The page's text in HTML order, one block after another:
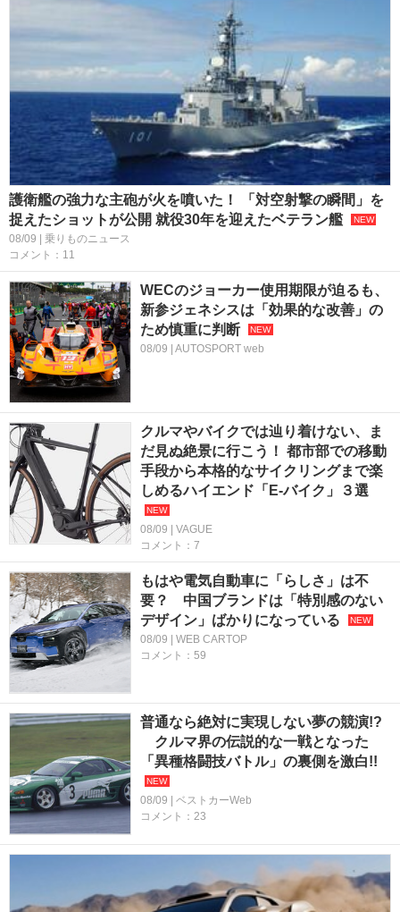
護衛艦の強力な主砲が火を噴いた！ 「対空射撃の瞬間」を
捉えたショットが公開 就役30年を迎えたベテラン艦
08/09 | 乗りものニュース
コメント：11
WECのジョーカー使用期限が迫るも、
新参ジェネシスは「効果的な改善」の
ため慎重に判断
08/09 | AUTOSPORT web
クルマやバイクでは辿り着けない、ま
だ見ぬ絶景に行こう！ 都市部での移動
手段から本格的なサイクリングまで楽
しめるハイエンド「E-バイク」３選
08/09 | VAGUE
コメント：7
もはや電気自動車に「らしさ」は不
要？ 中国ブランドは「特別感のない
デザイン」ばかりになっている
08/09 | WEB CARTOP
コメント：59
普通なら絶対に実現しない夢の競演!?
クルマ界の伝説的な一戦となった
「異種格闘技バトル」の裏側を激白!!
08/09 | ベストカーWeb
コメント：23